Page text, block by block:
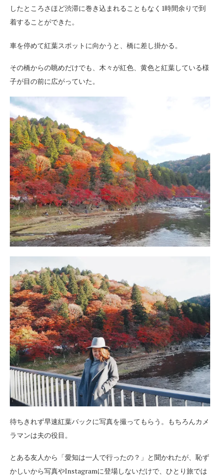
したところさほど渋滞に巻き込まれることもなく1時間余りで到
着することができた。
車を停めて紅葉スポットに向かうと、橋に差し掛かる。
その橋からの眺めだけでも、木々が紅色、黄色と紅葉している様
子が目の前に広がっていた。
待ちきれず早速紅葉バックに写真を撮ってもらう。もちろんカメ
ラマンは夫の役目。
とある友人から「愛知は一人で行ったの？」と聞かれたが、恥ず
かしいから写真やInstagramに登場しないだけで、ひとり旅では